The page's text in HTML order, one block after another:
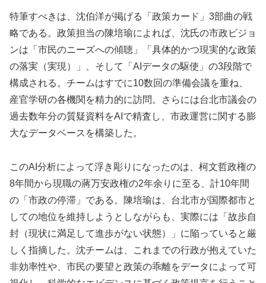
特筆すべきは、沈伯洋が掲げる「政策カード」3部曲の戦
略である。政策担当の陳培瑜によれば、沈氏の市政ビジョ
ンは「市民のニーズへの傾聴」「具体的かつ現実的な政策
の落実（実現）」、そして「AIデータの駆使」の3段階で
構成される。チームはすでに10数回の準備会議を重ね、
産官学研の各機関を精力的に訪問。さらには台北市議会の
過去数年分の質疑資料をAIで精査し、市政運営に関する膨
大なデータベースを構築した。
このAI分析によって浮き彫りになったのは、柯文哲政権の
8年間から現職の蔣万安政権の2年余りに至る、計10年間
の「市政の停滞」である。陳培瑜は、台北市が国際都市と
しての地位を維持しようとしながらも、実際には「故歩自
封（現状に満足して進歩がない状態）」に陥っていると厳
しく指摘した。沈チームは、これまでの行政が抱えていた
非効率性や、市民の要望と政策の乖離をデータによって可